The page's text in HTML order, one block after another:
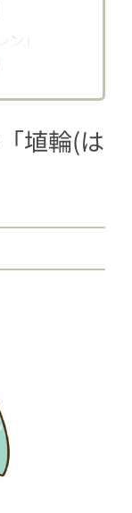
」
埴輪(は